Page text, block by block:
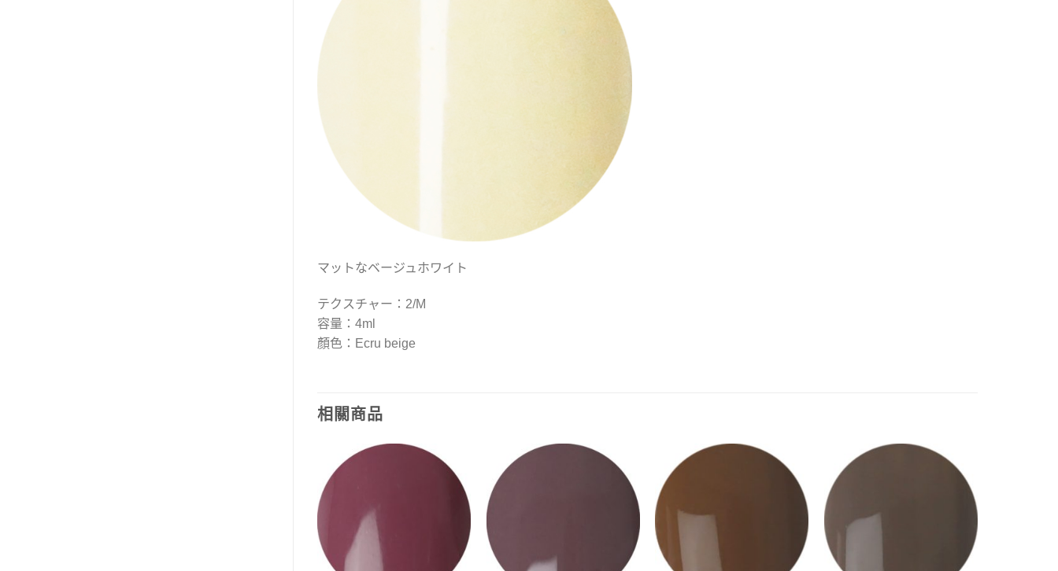
マットなベージュホワイト
テクスチャー：2/M
容量：4ml
顏色：Ecru beige
相關商品